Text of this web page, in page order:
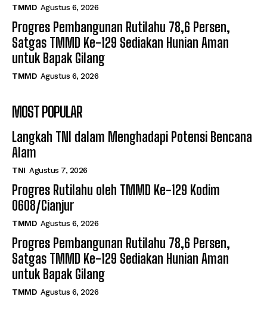
TMMD Agustus 6, 2026
Progres Pembangunan Rutilahu 78,6 Persen,
Satgas TMMD Ke-129 Sediakan Hunian Aman
untuk Bapak Gilang
TMMD Agustus 6, 2026
MOST POPULAR
Langkah TNI dalam Menghadapi Potensi Bencana
Alam
TNI Agustus 7, 2026
Progres Rutilahu oleh TMMD Ke-129 Kodim
0608/Cianjur
TMMD Agustus 6, 2026
Progres Pembangunan Rutilahu 78,6 Persen,
Satgas TMMD Ke-129 Sediakan Hunian Aman
untuk Bapak Gilang
TMMD Agustus 6, 2026